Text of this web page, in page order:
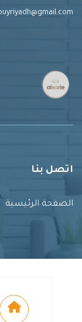
اتصل بنا
الصفحة الرئيسية